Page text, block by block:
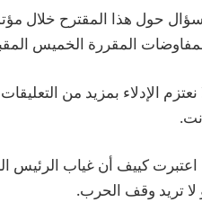
حول هذا المقترح خلال
المقررة الخميس
الإدلاء بمزيد من
اعتبرت كييف أن غياب الرئيس
تريد وقف الحرب.